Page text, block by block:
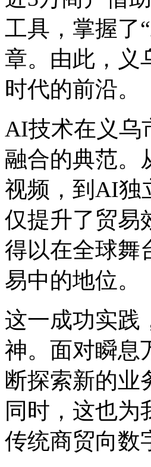
工具，掌握了
章。由此，义
时代的前沿。
AI技术在义乌
融合的典范。
视频，到AI独
仅提升了贸易
得以在全球舞
易中的地位。
这一成功实践
神。面对瞬息
断探索新的业
同时，这也为
传统商贸向数